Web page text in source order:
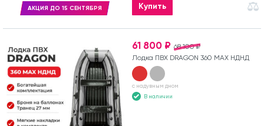
АКЦИЯ ДО 15 СЕНТЯБРЯ Купить
68 100 ₽
61 800 ₽
Лодка ПВХ DRAGON 360 MAX НДНД
с надувным дном
В наличии